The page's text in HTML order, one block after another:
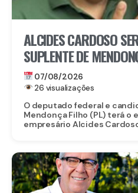
ALCIDES CARDOSO
SUPLENTE DE
DISPUTA PELO SENADO
07/08/2026
26 visualizações
O deputado federal e
Mendonça Filho (PL) terá o
empresário Alcides Cardoso